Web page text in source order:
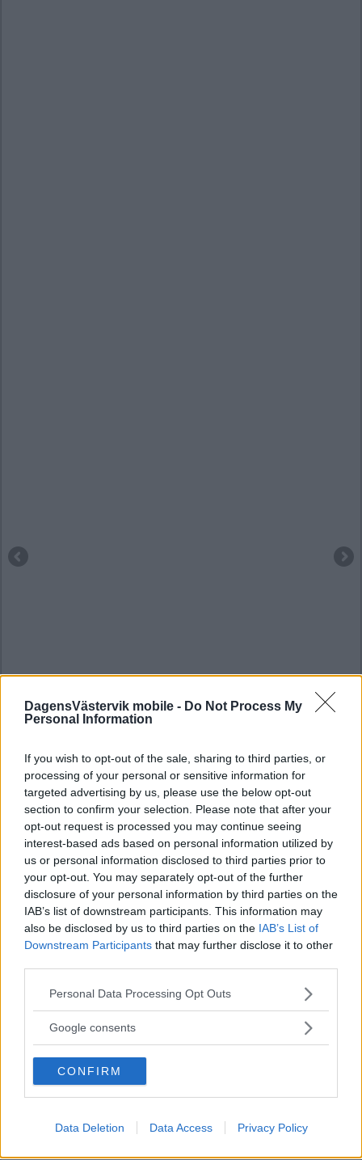
DagensVästervik mobile - Do Not Process My
Personal Information
If you wish to opt-out of the sale, sharing to third parties, or
processing of your personal or sensitive information for
targeted advertising by us, please use the below opt-out
section to confirm your selection. Please note that after your
opt-out request is processed you may continue seeing
interest-based ads based on personal information utilized by
us or personal information disclosed to third parties prior to
your opt-out. You may separately opt-out of the further
disclosure of your personal information by third parties on the
IAB’s list of downstream participants. This information may
also be disclosed by us to third parties on the IAB’s List of
Downstream Participants that may further disclose it to other
Please note that this website/app uses one or more Google
not limited to your visit or usage behaviour. You may click to
use your data for below specified purposes in below Google
consent section.
Personal Data Processing Opt Outs
Google consents
CONFIRM
Data Deletion Data Access Privacy Policy